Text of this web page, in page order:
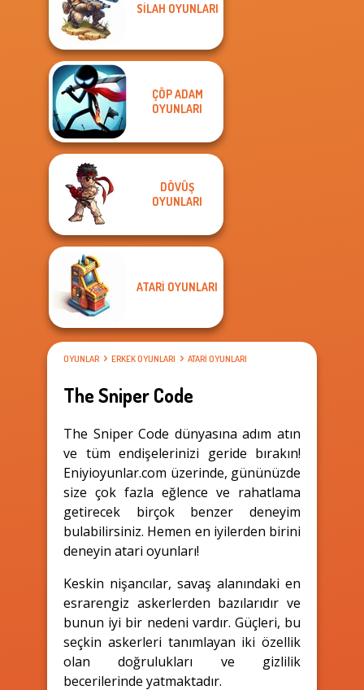
SILAH OYUNLARI
ÇÖP ADAM
OYUNLARI
DÖVÜŞ
OYUNLARI
ATARI OYUNLARI
OYUNLAR ERKEK OYUNLARI ATARI OYUNLARI
The Sniper Code
The Sniper Code dünyasına adım atın
ve tüm endişelerinizi geride bırakın!
Eniyioyunlar.com üzerinde, gününüzde
size çok fazla eğlence ve rahatlama
getirecek birçok benzer deneyim
bulabilirsiniz. Hemen en iyilerden birini
deneyin atari oyunları!
Keskin nişancılar, savaş alanındaki en
esrarengiz askerlerden bazılarıdır ve
bunun iyi bir nedeni vardır. Güçleri, bu
seçkin askerleri tanımlayan iki özellik
olan doğrulukları ve gizlilik
becerilerinde yatmaktadır.